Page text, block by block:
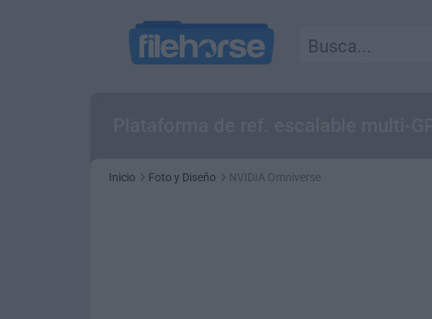
Inicio Foto y Diseño NVIDIA Omniverse